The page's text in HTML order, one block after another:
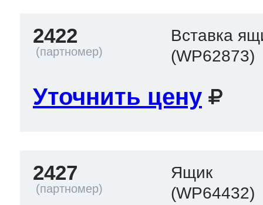
2422
Вставка
(WP62873)
Уточнить цену
2427
Ящик
(WP64432)